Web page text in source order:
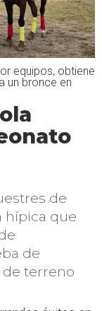
equipos, obtiene
un bronce en
de
hípica que
de
de terreno